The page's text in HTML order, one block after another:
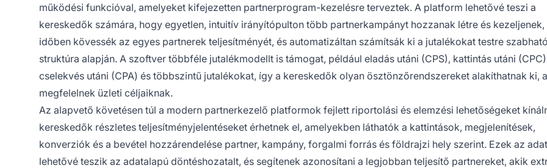
működési funkcióval, amelyeket kifejezetten partnerprogram-kezelésre terveztek. A platform lehetővé teszi a
kereskedők számára, hogy egyetlen, intuitív irányítópulton több partnerkampányt hozzanak létre és
időben kövessék az egyes partnerek teljesítményét, és automatizáltan számítsák ki a jutalékokat testre
struktúra alapján. A szoftver többféle jutalékmodellt is támogat, például eladás utáni (CPS), kattintás utáni
cselekvés utáni (CPA) és többszintű jutalékokat, így a kereskedők olyan ösztönzőrendszereket alakíthatnak ki,
megfelelnek üzleti céljaiknak.
Az alapvető követésen túl a modern partnerkezelő platformok fejlett riportolási és elemzési lehetőségeket
kereskedők részletes teljesítményjelentéseket érhetnek el, amelyekben láthatók a kattintások, megjelenítések,
konverziók és a bevétel hozzárendelése partner, kampány, forgalmi forrás és földrajzi hely szerint. Ezek az
lehetővé teszik az adatalapú döntéshozatalt, és segítenek azonosítani a legjobban teljesítő partnereket, akik